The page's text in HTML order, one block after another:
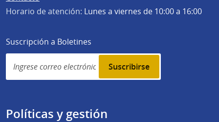
Horario de atención: Lunes a viernes de 10:00 a 16:00
Suscripción a Boletines
Simplenews
subscription
Políticas y gestión